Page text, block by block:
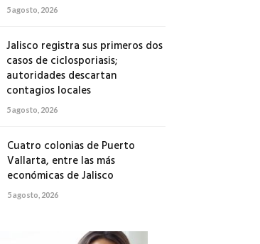
5 agosto, 2026
Jalisco registra sus primeros dos
casos de ciclosporiasis;
autoridades descartan
contagios locales
5 agosto, 2026
Cuatro colonias de Puerto
Vallarta, entre las más
económicas de Jalisco
5 agosto, 2026